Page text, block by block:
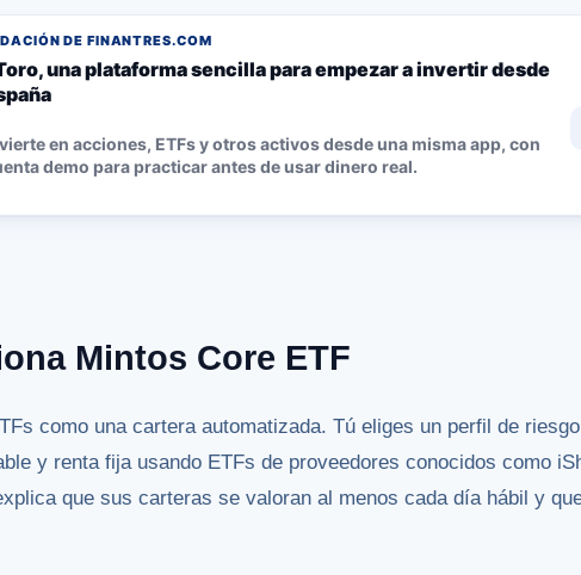
DE FINANTRES.COM
una plataforma sencilla para empezar a invertir desde
en acciones, ETFs y otros activos desde una misma app, con
demo para practicar antes de usar dinero real.
Mintos Core ETF
como una cartera automatizada. Tú eliges un perfil de
y renta fija usando ETFs de proveedores conocidos como
que sus carteras se valoran al menos cada día hábil y